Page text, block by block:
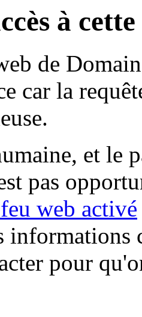
à
de
car la
et le
pas
web activé
informations
pour